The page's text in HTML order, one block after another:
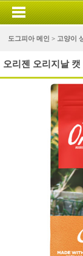
도그피아 메인 > 고양이
오리젠 오리지날 캣